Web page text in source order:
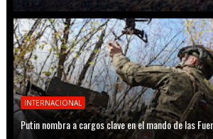
INTERNACIONAL
Putin nombra a cargos clave en el mando de las